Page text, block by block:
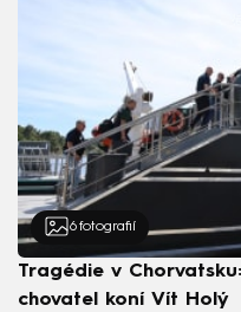
6 fotografií
Tragédie v
chovatel koní Vít Holý